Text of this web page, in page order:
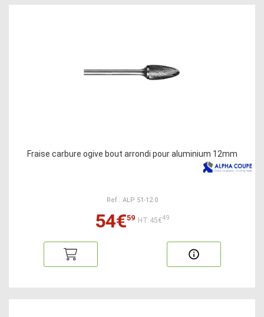
Fraise carbure ogive bout arrondi pour aluminium 12mm
Ref : ALP 51-12.0
54€59 HT:45€49